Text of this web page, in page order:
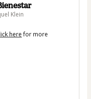
Klein
herefor more